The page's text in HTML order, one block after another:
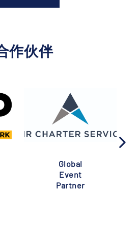
作伙伴
Global
Event
Partner